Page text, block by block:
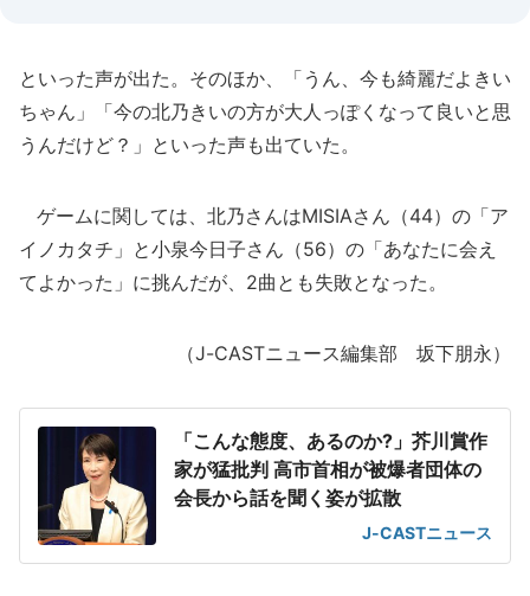
といった声が出た。そのほか、「うん、今も綺麗だよきい
ちゃん」「今の北乃きいの方が大人っぽくなって良いと思
うんだけど？」といった声も出ていた。
ゲームに関しては、北乃さんはMISIAさん（44）の「ア
イノカタチ」と小泉今日子さん（56）の「あなたに会え
てよかった」に挑んだが、2曲とも失敗となった。
（J-CASTニュース編集部 坂下朋永）
「こんな態度、あるのか?」芥川賞作
家が猛批判 高市首相が被爆者団体の
会長から話を聞く姿が拡散
J-CASTニュース